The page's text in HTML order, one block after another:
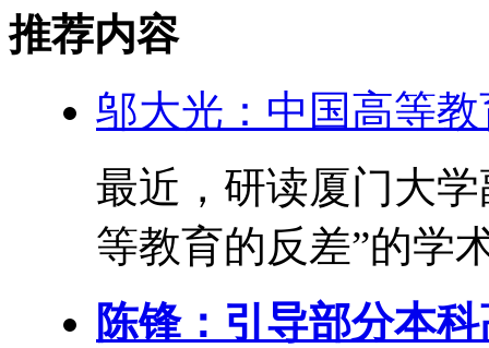
推荐内容
邬大光：中国高等
最近，研读厦门大
等教育的反差”的学
陈锋：引导部分本